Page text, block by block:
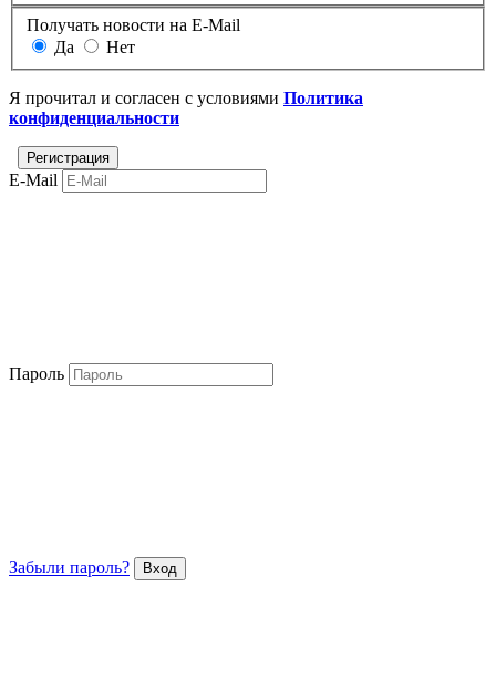
Получать новости на E-Mail
Да
Нет
Я прочитал и согласен с условиями Политика
конфиденциальности
E-Mail
Пароль
Забыли пароль?